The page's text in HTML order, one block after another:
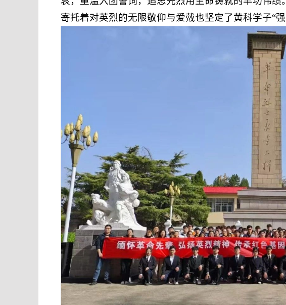
寄托着对英烈的无限敬仰与爱戴也坚定了黄科学子“